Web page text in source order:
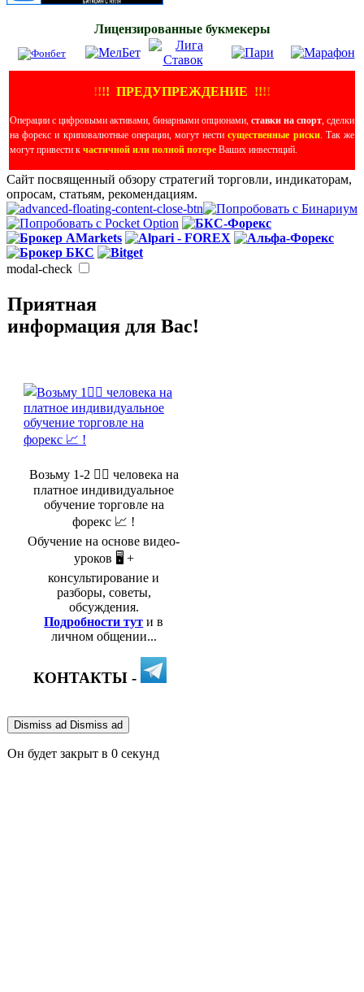
Лицензированные букмекеры
!!!! ПРЕДУПРЕЖДЕНИЕ !!!!
Операции с цифровыми активами, бинарными опционами, ставки на спорт, сделки
на форекс и криповалютные операции, могут нестисущественные риски. Так же
могут привести к частичной или полной потере Ваших инвестиций.
Сайт посвященный обзору стратегий торговли, индикаторам,
опросам, статьям, рекомендациям.
modal-check
Приятная
информация для Вас!
Возьму 1-2 🤵‍♂️ человека на
платное индивидуальное
обучение торговле на
форекс 📈 !
Обучение на основе видео-
уроков 🖥️ +
консультирование и
разборы, советы,
обсуждения.
Подробности тут и в
личном общении...
КОНТАКТЫ -
Dismiss ad Dismiss ad
Он будет закрыт в 0 секунд